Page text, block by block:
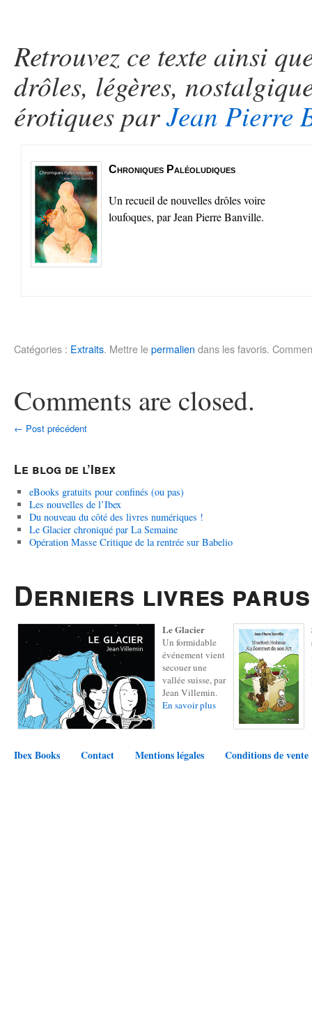
Retrouvez ce texte ainsi
drôles, légères,
érotiques parJean Pierre
Chroniques Paléoludiques
Un recueil de nouvelles drôles voire
loufoques, par Jean Pierre Banville.
Catégories : Extraits. Mettre lepermalien dans les favoris.
Comments are closed.
← Post précédent
Le blog de l’Ibex
eBooks gratuits pour confinés (ou pas)
Les nouvelles de l’Ibex
Du nouveau du côté des livres numériques !
Le Glacier chroniqué par La Semaine
Opération Masse Critique de la rentrée sur Babelio
Derniers livres parus
Le Glacier
Un formidable
événement vient
secouer une
vallée suisse, par
Jean Villemin.
En savoir plus
Ibex Books Contact Mentions légales Conditions de vente